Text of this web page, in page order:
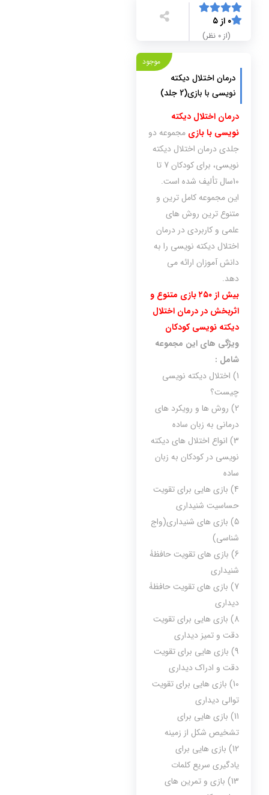
۰ از ۵
(از ۰ نظر)
درمان اختلال دیکته
نویسی با بازی(2 جلد)
موجود
درمان اختلال‌ دیکته
نویسی با بازی مجموعه دو
جلدی درمان اختلال دیکته
نویسی، برای کودکان 7 تا
10سال تألیف شده است.
این مجموعه کامل ترین و
متنوع ترین روش های
علمی و کاربردی در درمان
اختلال دیکته نویسی را به
دانش آموزان ارائه می
دهد.
بیش از ۲۵۰ بازی متنوع و
اثربخش در درمان اختلال
دیکته نویسی کودکان
ویژگی های این مجموعه
شامل :
1) اختلال دیکته نویسی
چیست؟
2) روش ها و رویکرد های
درمانی به زبان ساده
3) انواع اختلال های دیکته
نویسی در کودکان به زبان
ساده
4) بازی هایی برای تقویت
حساسیت شنیداری
5) بازی های شنیداری(واج
شناسی)
6) بازی های تقویت حافظۀ
شنیداری
7) بازی های تقویت حافظۀ
دیداری
8) بازی هایی برای تقویت
دقت و تمیز دیداری
9) بازی هایی برای تقویت
دقت و ادراک دیداری
10) بازی هایی برای تقویت
توالی دیداری
11) بازی هایی برای
تشخیص شکل از زمینه
12) بازی هایی برای
یادگیری سریع کلمات
13) بازی و تمرین های